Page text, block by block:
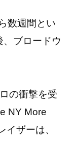
数週間とい
ブロードウ
の衝撃を受
NY More
ザーは、